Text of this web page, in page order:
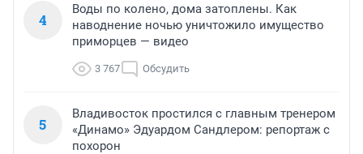
4
Воды по колено, дома затоплены. Как
наводнение ночью уничтожило имущество
приморцев — видео
3 767 Обсудить
5
Владивосток простился с главным тренером
«Динамо» Эдуардом Сандлером: репортаж с
похорон